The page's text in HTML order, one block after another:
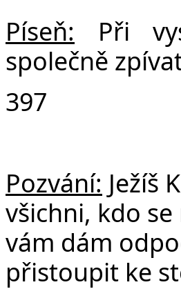
Píseň: Při
společně
397
Pozvání: Ježíš
všichni, kdo
vám dám
přistoupit ke